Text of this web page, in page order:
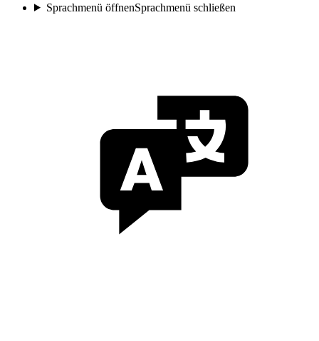
Sprachmenü öffnenSprachmenü schließen